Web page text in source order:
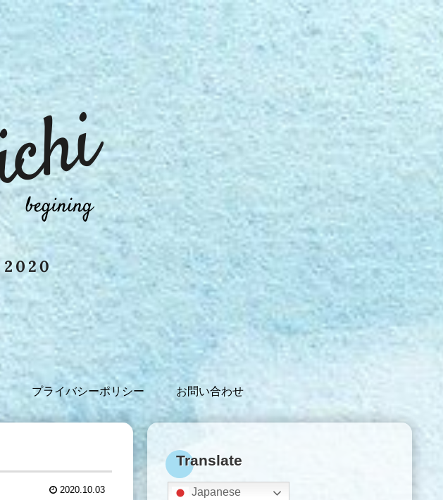
プライバシーポリシー お問い合わせ
2020.10.03
Translate
Japanese